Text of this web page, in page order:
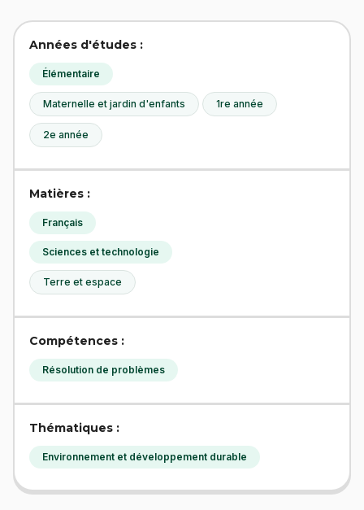
Années d'études :
Élémentaire
Maternelle et jardin d'enfants 1re année
2e année
Matières :
Français
Sciences et technologie
Terre et espace
Compétences :
Résolution de problèmes
Thématiques :
Environnement et développement durable